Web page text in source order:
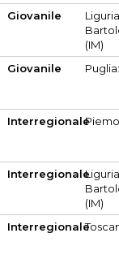
Giovanile
(IM)
Giovanile
Interregionale
Interregionale
(IM)
Interregionale